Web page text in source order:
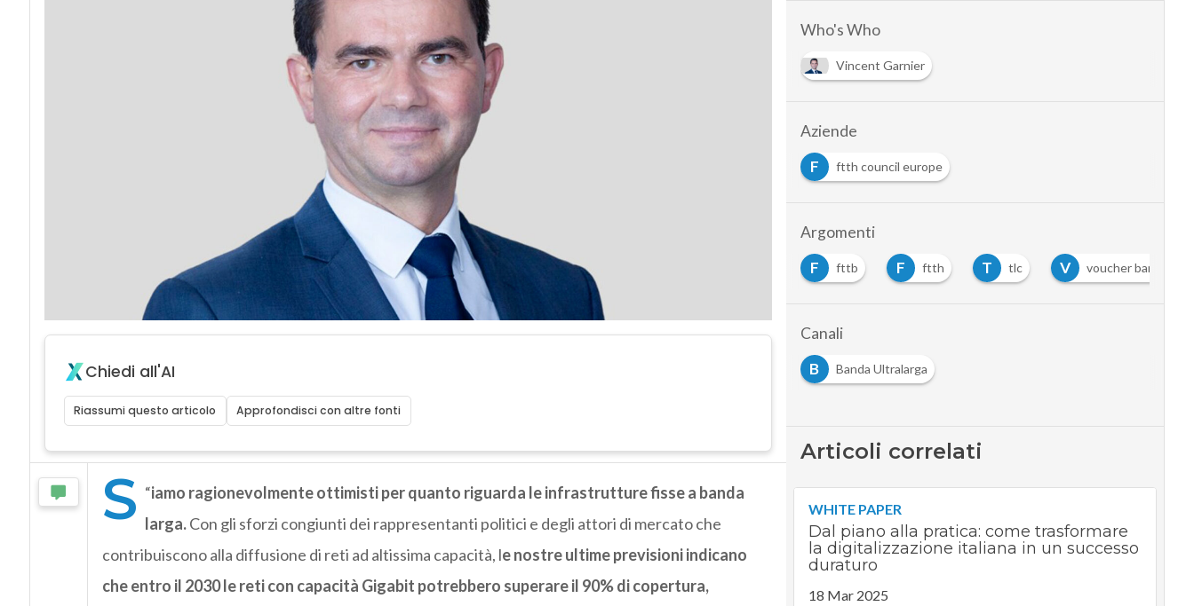
Chiedi all'AI
Riassumi questo articolo Approfondisci con altre fonti
“
S
iamo ragionevolmente ottimisti per quanto riguarda le infrastrutture fisse a banda
larga.Con gli sforzi congiunti dei rappresentanti politici e degli attori di mercato che
contribuiscono alla diffusione di reti ad altissima capacità, le nostre ultime previsioni indicano
che entro il 2030 le reti con capacità Gigabit potrebbero superare il 90% di copertura,
Who's Who
Vincent Garnier
Aziende
F
ftth council europe
Argomenti
F fttb F ftth T tlc V voucher banda
Canali
B
Banda Ultralarga
Articoli correlati
WHITE PAPER
Dal piano alla pratica: come trasformare
la digitalizzazione italiana in un successo
duraturo
18 Mar 2025